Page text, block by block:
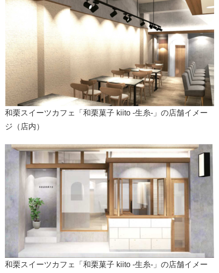
和栗スイーツカフェ「和栗菓子 kiito -生糸-」の店舗イメー
ジ（店内）
和栗スイーツカフェ「和栗菓子 kiito -生糸-」の店舗イメー